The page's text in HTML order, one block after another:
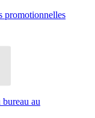
promotionnelles
au